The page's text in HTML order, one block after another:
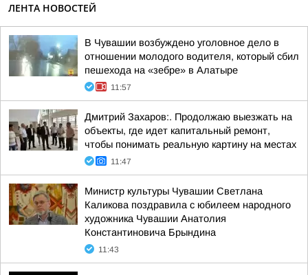
ЛЕНТА НОВОСТЕЙ
В Чувашии возбуждено уголовное дело в
отношении молодого водителя, который сбил
пешехода на «зебре» в Алатыре
11:57
Дмитрий Захаров:. Продолжаю выезжать на
объекты, где идет капитальный ремонт,
чтобы понимать реальную картину на местах
11:47
Министр культуры Чувашии Светлана
Каликова поздравила с юбилеем народного
художника Чувашии Анатолия
Константиновича Брындина
11:43